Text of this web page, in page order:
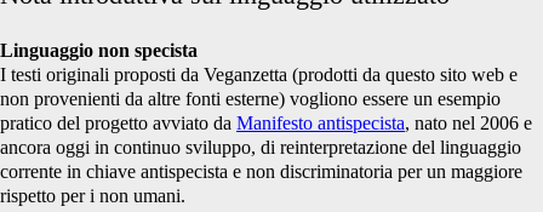
Linguaggio non specista
I testi originali proposti da Veganzetta (prodotti da questo sito web e
non provenienti da altre fonti esterne) vogliono essere un esempio
pratico del progetto avviato da Manifesto antispecista, nato nel 2006 e
ancora oggi in continuo sviluppo, di reinterpretazione del linguaggio
corrente in chiave antispecista e non discriminatoria per un maggiore
rispetto per i non umani.